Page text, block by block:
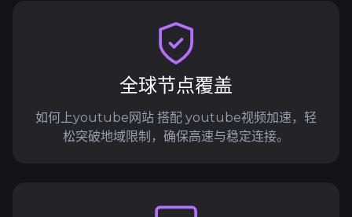
全球节点覆盖
如何上youtube网站 搭配 youtube视频加速，轻
松突破地域限制，确保高速与稳定连接。